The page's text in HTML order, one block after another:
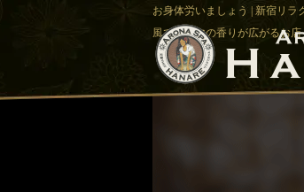
お身体労いましょう | 新宿リ
風でアロマの香りが広がるお店